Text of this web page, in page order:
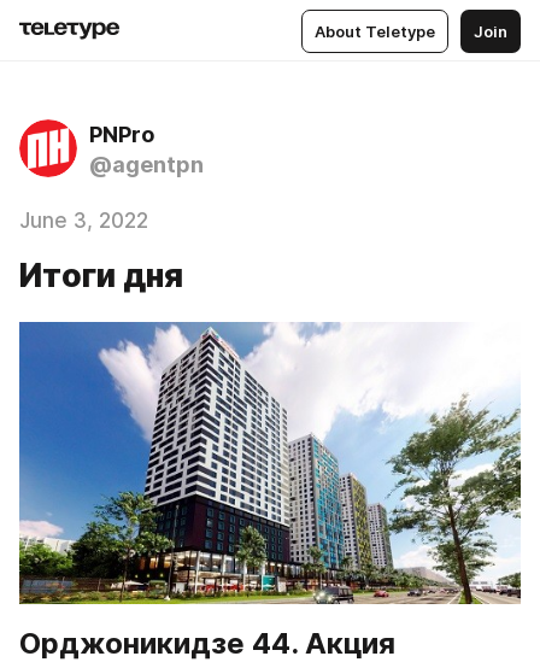
About Teletype Join
PNPro
@agentpn
June 3, 2022
Итоги дня
Орджоникидзе 44. Акция